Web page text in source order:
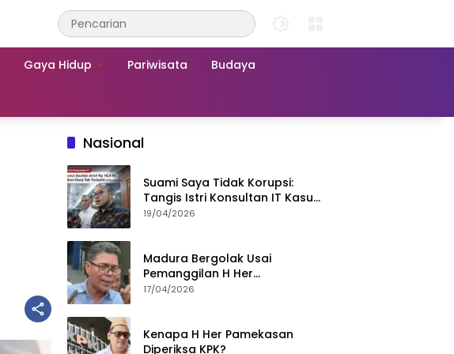
Gaya Hidup Pariwisata Budaya
Nasional
Suami Saya Tidak Korupsi:
Tangis Istri Konsultan IT Kasus
Nadiem Dituntut 22,5 Tahun
19/04/2026
Madura Bergolak Usai
Pemanggilan H Her
Pamekasan, Faizal Assegaf
17/04/2026
Kenapa H Her Pamekasan
Diperiksa KPK?